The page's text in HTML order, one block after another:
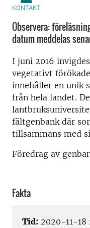
KONTAKT
Observera:
datum meddelas
I juni 2016
vegetativt
innehåller en unik
från hela landet.
fältgenbank där
tillsammans med
Föredrag av
Fakta
Tid: 2020-11-